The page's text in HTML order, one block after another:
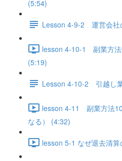
(5:54)
Lesson 4-9-2 運営会社
lesson 4-10-1 副業方法
(5:19)
Lesson 4-10-2 引越し
lesson 4-11 副業方法
なる） (4:32)
lesson 5-1 なぜ退去清